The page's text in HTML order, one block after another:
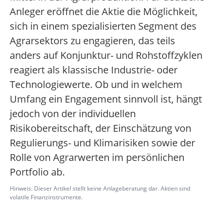
Anleger eröffnet die Aktie die Möglichkeit,
sich in einem spezialisierten Segment des
Agrarsektors zu engagieren, das teils
anders auf Konjunktur- und Rohstoffzyklen
reagiert als klassische Industrie- oder
Technologiewerte. Ob und in welchem
Umfang ein Engagement sinnvoll ist, hängt
jedoch von der individuellen
Risikobereitschaft, der Einschätzung von
Regulierungs- und Klimarisiken sowie der
Rolle von Agrarwerten im persönlichen
Portfolio ab.
Hinweis: Dieser Artikel stellt keine Anlageberatung dar. Aktien sind
volatile Finanzinstrumente.